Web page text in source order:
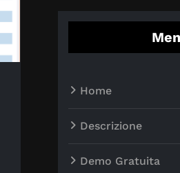
Home
Descrizione
Demo Gratuita